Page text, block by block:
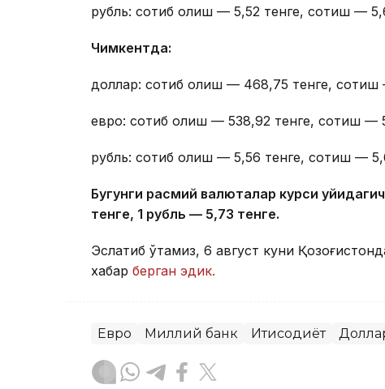
рубль: сотиб олиш — 5,52 тенге, сотиш —
Чимкентда:
доллар: сотиб олиш — 468,75 тенге, сотиш
евро: сотиб олиш — 538,92 тенге, сотиш —
рубль: сотиб олиш — 5,56 тенге, сотиш —
Бугунги расмий валюталар курси
тенге, 1 рубль — 5,73 тенге.
Эслатиб ўтамиз, 6 август куни
хабар берган эдик.
Евро Миллий банк Иқтисодиёт